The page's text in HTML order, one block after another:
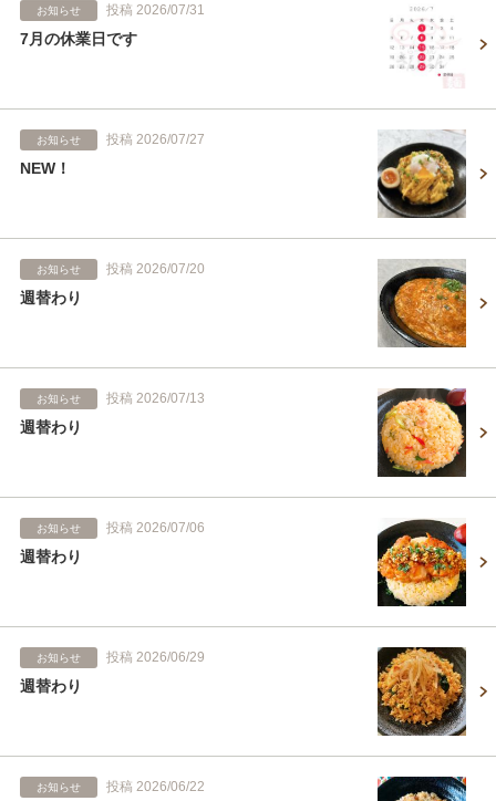
お知らせ 投稿 2026/07/31
7月の休業日です
お知らせ 投稿 2026/07/27
NEW！
お知らせ 投稿 2026/07/20
週替わり
お知らせ 投稿 2026/07/13
週替わり
お知らせ 投稿 2026/07/06
週替わり
お知らせ 投稿 2026/06/29
週替わり
お知らせ 投稿 2026/06/22